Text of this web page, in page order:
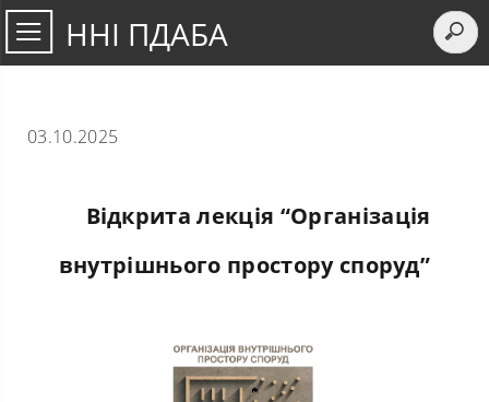
ННІ ПДАБА
03.10.2025
Відкрита лекція “Організація
внутрішнього простору споруд”